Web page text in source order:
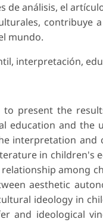
de análisis, el
contribuye
mundo.
interpretación,
present the
education and the
interpretation
in children's
among
aesthetic
ideology in
and ideological